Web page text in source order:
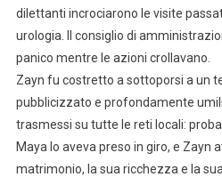
dilettanti incrociarono le visite
urologia. Il consiglio di
panico mentre le azioni crollavano.
Zayn fu costretto a sottoporsi a un
pubblicizzato e profondamente
trasmessi su tutte le reti locali:
Maya lo aveva preso in giro, e Zayn
matrimonio, la sua ricchezza e la